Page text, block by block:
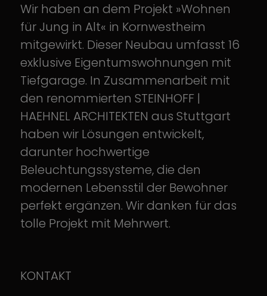
Wir haben an dem Projekt »Wohnen
für Jung in Alt« in Kornwestheim
mitgewirkt. Dieser Neubau umfasst 16
exklusive Eigentumswohnungen mit
Tiefgarage. In Zusammenarbeit mit
den renommierten STEINHOFF |
HAEHNEL ARCHITEKTEN aus Stuttgart
haben wir Lösungen entwickelt,
darunter hochwertige
Beleuchtungssysteme, die den
modernen Lebensstil der Bewohner
perfekt ergänzen. Wir danken für das
tolle Projekt mit Mehrwert.
KONTAKT